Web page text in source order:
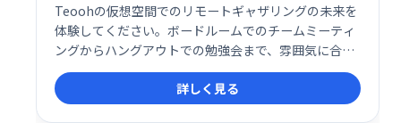
Teoohの仮想空間でのリモートギャザリングの未来を
体験してください。ボードルームでのチームミーティ
ングからハングアウトでの勉強会まで、雰囲気に合っ
た最適な部屋を選択してください。あなたが本当にお
互いの部屋にいるようにチャットしてください。
詳しく見る